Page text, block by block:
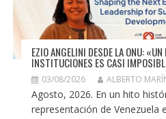
EZIO ANGELINI DESDE LA ONU:
INSTITUCIONES ES CASI
03/08/2026 ALBERTO
Agosto, 2026. En un hito
representación de Venezuela